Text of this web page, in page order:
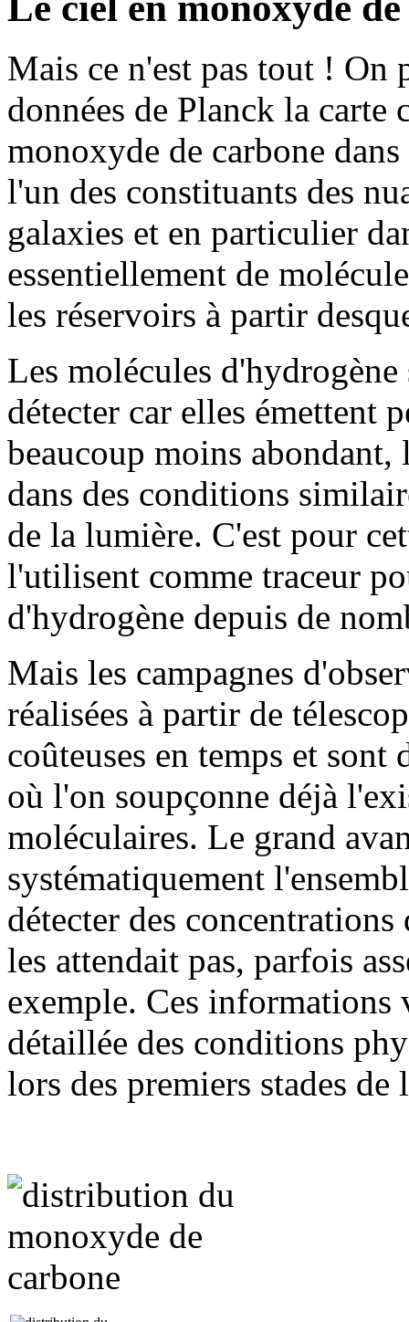
Mais ce n'est pas tout ! On
données de Planck la
monoxyde de carbone
l'un des constituants des
galaxies et en particulier
essentiellement de
les réservoirs à partir
Les molécules
détecter car elles émettent
beaucoup moins
dans des conditions
de la lumière. C'est pour
l'utilisent comme traceur
d'hydrogène depuis de
Mais les campagnes
réalisées à partir de
coûteuses en temps et
où l'on soupçonne déjà
moléculaires. Le grand
systématiquement
détecter des
les attendait pas, parfois
exemple. Ces
détaillée des conditions
lors des premiers stades